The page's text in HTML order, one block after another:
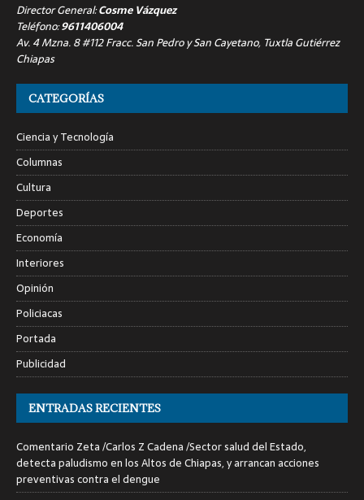
Director General:Cosme Vázquez
Teléfono:9611406004
Av. 4 Mzna. 8 #112 Fracc. San Pedro y San Cayetano, Tuxtla Gutiérrez
Chiapas
CATEGORÍAS
Ciencia y Tecnología
Columnas
Cultura
Deportes
Economía
Interiores
Opinión
Policiacas
Portada
Publicidad
ENTRADAS RECIENTES
Comentario Zeta /Carlos Z Cadena /Sector salud del Estado,
detecta paludismo en los Altos de Chiapas, y arrancan acciones
preventivas contra el dengue